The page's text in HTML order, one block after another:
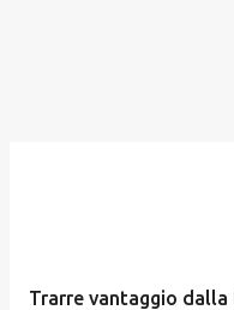
Trarre vantaggio